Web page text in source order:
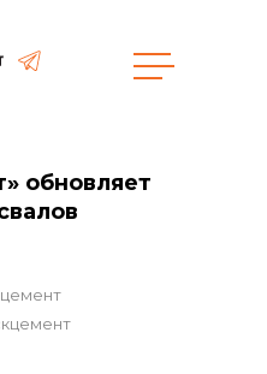
обновляет